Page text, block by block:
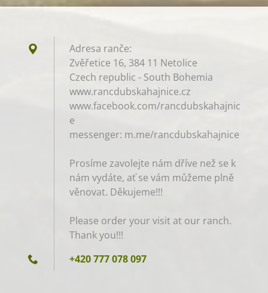
Adresa ranče:
Zvěřetice 16, 384 11 Netolice
Czech republic - South Bohemia
www.rancdubskahajnice.cz
www.facebook.com/rancdubskahajnic
e
messenger: m.me/rancdubskahajnice
Prosíme zavolejte nám dříve než se k
nám vydáte, ať se vám můžeme plně
věnovat. Děkujeme!!!
Please order your visit at our ranch.
Thank you!!!
+420 777 078 097